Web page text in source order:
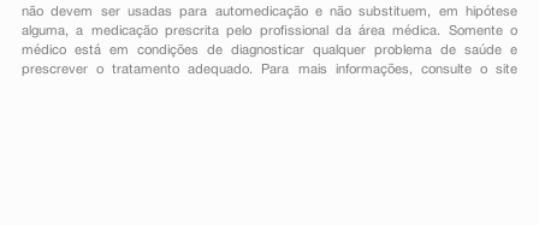
não devem ser usadas para automedicação e não substituem, em hipótese
alguma, a medicação prescrita pelo profissional da área médica. Somente o
médico está em condições de diagnosticar qualquer problema de saúde e
prescrever o tratamento adequado. Para mais informações, consulte o site